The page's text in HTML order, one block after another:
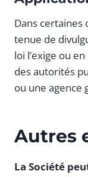
Dans certaines
tenue de
loi l’exige ou
des autorités
ou une agence
Autres
La Société